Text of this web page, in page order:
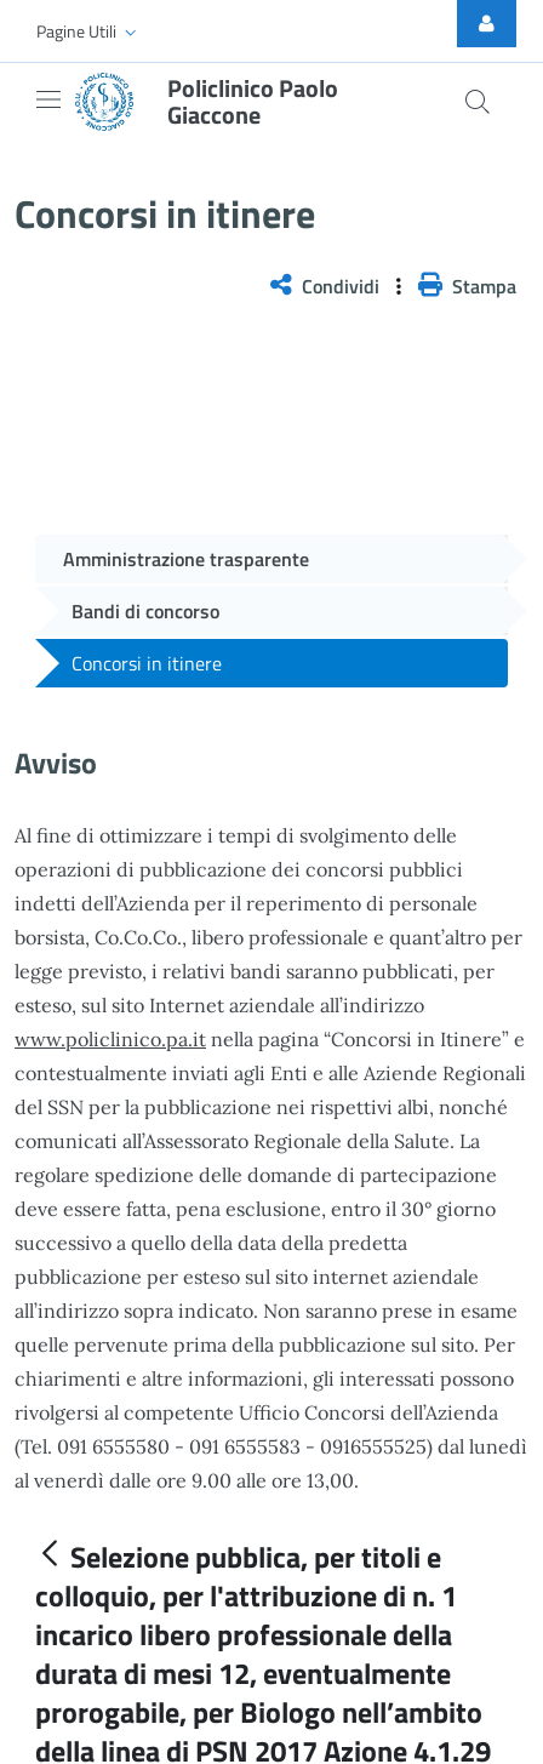
Skip to Main Content
Pagine Utili
Policlinico Paolo
Giaccone
Concorsi in itinere
Condividi Stampa
Amministrazione trasparente
Bandi di concorso
Concorsi in itinere
Avviso
Al fine di ottimizzare i tempi di svolgimento delle
operazioni di pubblicazione dei concorsi pubblici
indetti dell’Azienda per il reperimento di personale
borsista, Co.Co.Co., libero professionale e quant’altro per
legge previsto, i relativi bandi saranno pubblicati, per
esteso, sul sito Internet aziendale all’indirizzo
www.policlinico.pa.it nella pagina “Concorsi in Itinere” e
contestualmente inviati agli Enti e alle Aziende Regionali
del SSN per la pubblicazione nei rispettivi albi, nonché
comunicati all’Assessorato Regionale della Salute. La
regolare spedizione delle domande di partecipazione
deve essere fatta, pena esclusione, entro il 30° giorno
successivo a quello della data della predetta
pubblicazione per esteso sul sito internet aziendale
all’indirizzo sopra indicato. Non saranno prese in esame
quelle pervenute prima della pubblicazione sul sito. Per
chiarimenti e altre informazioni, gli interessati possono
rivolgersi al competente Ufficio Concorsi dell’Azienda
(Tel. 091 6555580 - 091 6555583 - 0916555525) dal lunedì
al venerdì dalle ore 9.00 alle ore 13,00.
Selezione pubblica, per titoli e
colloquio, per l'attribuzione di n. 1
incarico libero professionale della
durata di mesi 12, eventualmente
prorogabile, per Biologo nell’ambito
della linea di PSN 2017 Azione 4.1.29